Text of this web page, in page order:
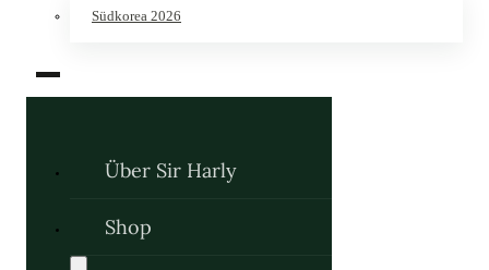
Südkorea 2026
Über Sir Harly
Shop